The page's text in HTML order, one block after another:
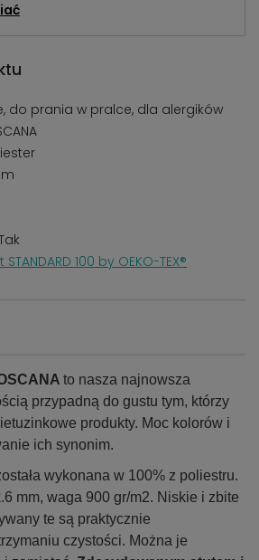
do prania w pralce, dla alergików
100 by OEKO-TEX®
to nasza najnowsza
przypadną do gustu tym, którzy
produkty. Moc kolorów i
ich synonim.
wykonana w 100% z poliestru.
mm, waga 900 gr/m2. Niskie i zbite
te są praktycznie
czystości. Można je